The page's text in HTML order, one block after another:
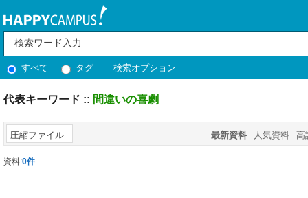
すべて タグ 検索オプション
代表キーワード :: 間違いの喜劇
圧縮ファイル 最新資料 人気資料 高
資料:0件